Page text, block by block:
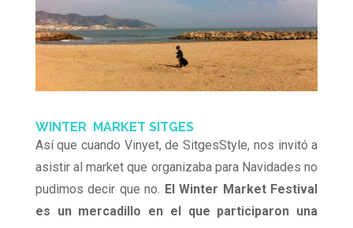
WINTER MARKET SITGES
Así que cuando Vinyet, de SitgesStyle, nos invitó a
asistir al market que organizaba para Navidades no
pudimos decir que no. El Winter Market Festival
es un mercadillo en el que participaron una